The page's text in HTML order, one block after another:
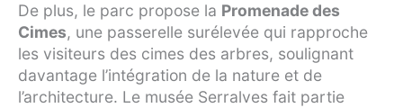
De plus, le parc propose la Promenade des
Cimes, une passerelle surélevée qui rapproche
les visiteurs des cimes des arbres, soulignant
davantage l’intégration de la nature et de
l’architecture. Le musée Serralves fait partie